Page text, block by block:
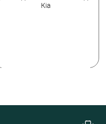
Kia